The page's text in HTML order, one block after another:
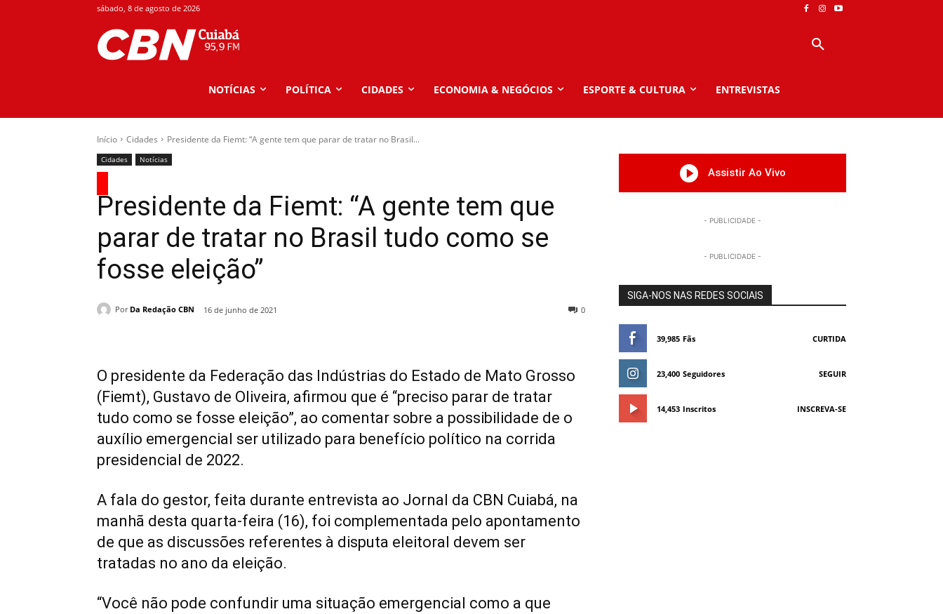
sábado, 8 de agosto de 2026
NOTÍCIAS POLÍTICA CIDADES ECONOMIA & NEGÓCIOS ESPORTE & CULTURA ENTREVISTAS
Início Cidades Presidente da Fiemt: “A gente tem que parar de tratar no Brasil...
Cidades Notícias
Presidente da Fiemt: “A gente tem que
parar de tratar no Brasil tudo como se
fosse eleição”
Por Da Redação CBN 16 de junho de 2021 0
O presidente da Federação das Indústrias do Estado de Mato Grosso
(Fiemt), Gustavo de Oliveira, afirmou que é “preciso parar de tratar
tudo como se fosse eleição”, ao comentar sobre a possibilidade de o
auxílio emergencial ser utilizado para benefício político na corrida
presidencial de 2022.
A fala do gestor, feita durante entrevista ao Jornal da CBN Cuiabá, na
manhã desta quarta-feira (16), foi complementada pelo apontamento
de que as discussões referentes à disputa eleitoral devem ser
tratadas no ano da eleição.
“Você não pode confundir uma situação emergencial como a que
Assistir Ao Vivo
- PUBLICIDADE -
- PUBLICIDADE -
SIGA-NOS NAS REDES SOCIAIS
39,985 Fãs CURTIDA
23,400 Seguidores SEGUIR
14,453 Inscritos INSCREVA-SE